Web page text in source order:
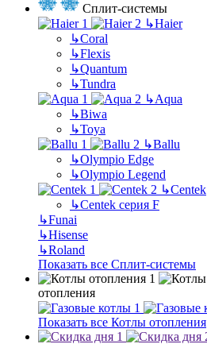
Сплит-системы
↳Haier
↳Coral
↳Flexis
↳Quantum
↳Tundra
↳Aqua
↳Biwa
↳Toya
↳Ballu
↳Olympio Edge
↳Olympio Legend
↳Centek
↳Centek серия F
↳Funai
↳Hisense
↳Roland
Показать все Сплит-системы
отопления
Показать все Котлы отопления